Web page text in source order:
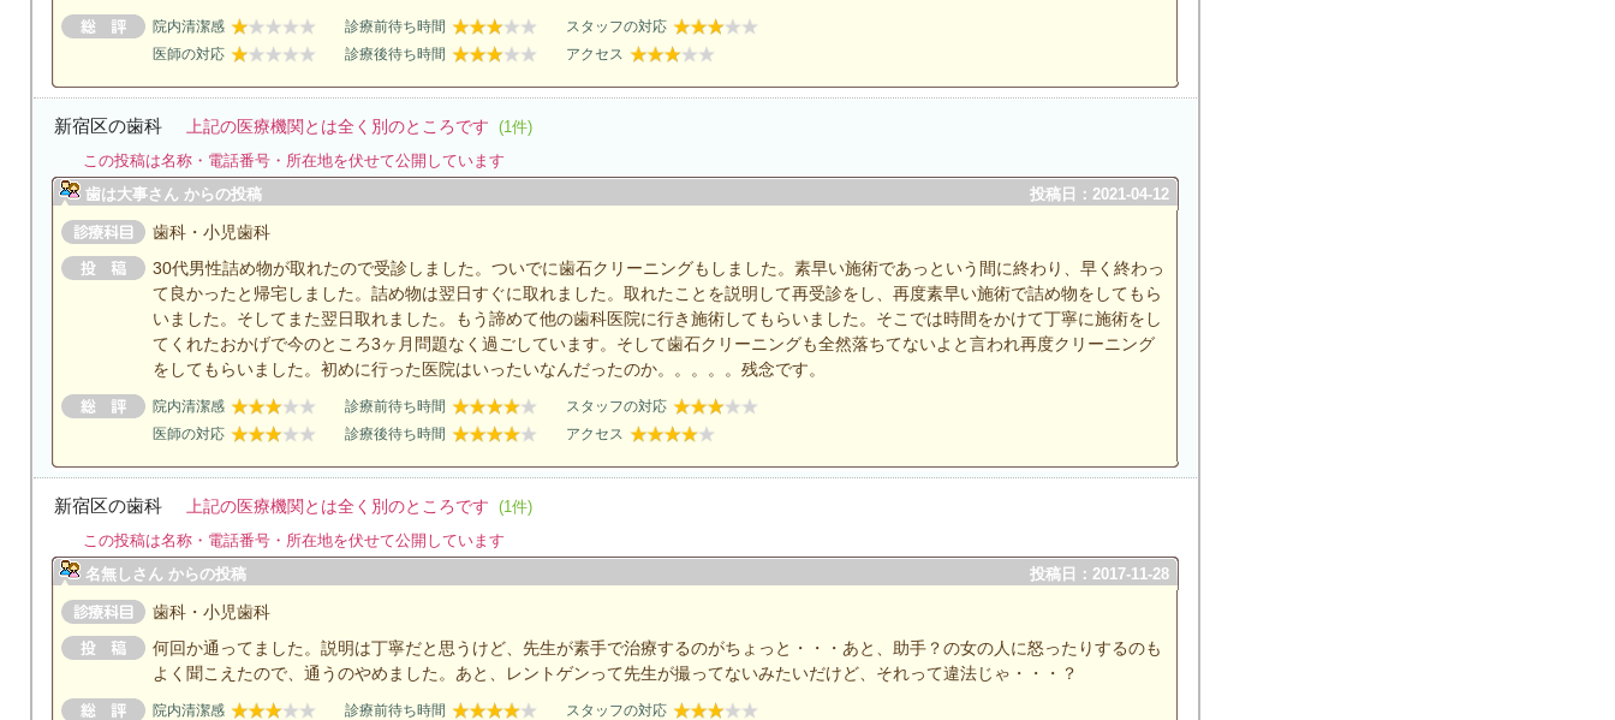
院内清潔感 診療前待ち時間
スタッフの対応
医師の対応
診療後待ち時間 アクセス
新宿区の歯科 上記の医療機関とは全く別のところです (1件)
この投稿は名称・電話番号・所在地を伏せて公開しています
歯は大事さん からの投稿
投稿日：2021-04-12
歯科・小児歯科
30代男性詰め物が取れたので受診しました。ついでに歯石クリーニングもしました。素早い施術であっという間に終わり、早く終わっ
て良かったと帰宅しました。詰め物は翌日すぐに取れました。取れたことを説明して再受診をし、再度素早い施術で詰め物をしてもら
いました。そしてまた翌日取れました。もう諦めて他の歯科医院に行き施術してもらいました。そこでは時間をかけて丁寧に施術をし
てくれたおかげで今のところ3ヶ月問題なく過ごしています。そして歯石クリーニングも全然落ちてないよと言われ再度クリーニング
をしてもらいました。初めに行った医院はいったいなんだったのか。。。。。残念です。
院内清潔感 診療前待ち時間
スタッフの対応
医師の対応
診療後待ち時間 アクセス
新宿区の歯科 上記の医療機関とは全く別のところです (1件)
この投稿は名称・電話番号・所在地を伏せて公開しています
名無しさん からの投稿
投稿日：2017-11-28
歯科・小児歯科
何回か通ってました。説明は丁寧だと思うけど、先生が素手で治療するのがちょっと・・・あと、助手？の女の人に怒ったりするのも
よく聞こえたので、通うのやめました。あと、レントゲンって先生が撮ってないみたいだけど、それって違法じゃ・・・？
院内清潔感 診療前待ち時間 スタッフの対応